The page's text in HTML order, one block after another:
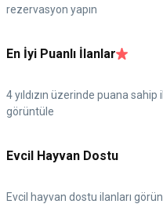
rezervasyon yapın
En İyi Puanlı İlanlar
4 yıldızın üzerinde puana sahip
görüntüle
Evcil Hayvan Dostu
Evcil hayvan dostu ilanları